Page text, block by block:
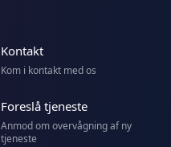
Kontakt
Kom i kontakt med os
Foreslå tjeneste
Anmod om overvågning af ny
tjeneste